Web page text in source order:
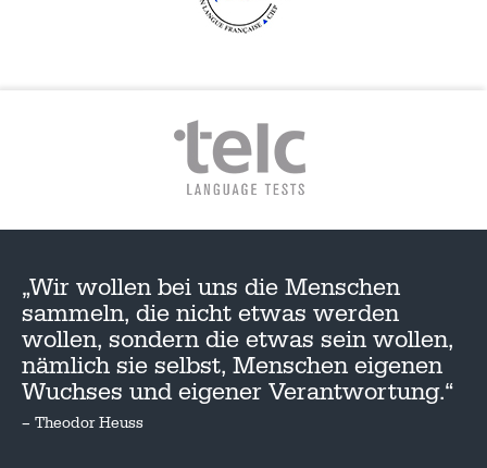
„Wir wollen bei uns die Menschen
sammeln, die nicht etwas werden
wollen, sondern die etwas sein wollen,
nämlich sie selbst, Menschen eigenen
Wuchses und eigener Verantwortung.“
– Theodor Heuss